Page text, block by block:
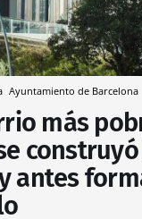
Ayuntamiento de Barcelona
más
antes